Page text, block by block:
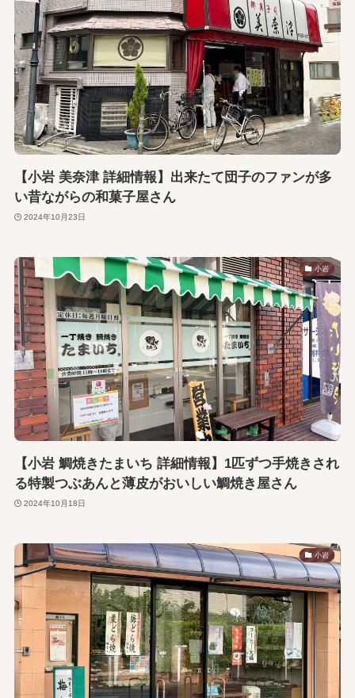
【小岩 美奈津 詳細情報】出来たて団子のファンが多
い昔ながらの和菓子屋さん
2024年10月23日
小岩
【小岩 鯛焼きたまいち 詳細情報】1匹ずつ手焼きされ
る特製つぶあんと薄皮がおいしい鯛焼き屋さん
2024年10月18日
小岩